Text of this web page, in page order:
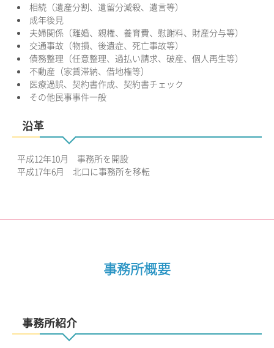
相続（遺産分割、遺留分減殺、遺言等）
成年後見
夫婦関係（離婚、親権、養育費、慰謝料、財産分与等）
交通事故（物損、後遺症、死亡事故等）
債務整理（任意整理、過払い請求、破産、個人再生等）
不動産（家賃滞納、借地権等）
医療過誤、契約書作成、契約書チェック
その他民事事件一般
沿革
平成12年10月 事務所を開設
平成17年6月 北口に事務所を移転
事務所概要
事務所紹介